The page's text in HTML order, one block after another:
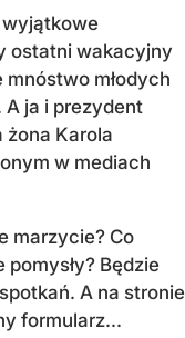
wyjątkowe
ostatni wakacyjny
mnóstwo młodych
A ja i prezydent
żona Karola
w mediach
marzycie? Co
pomysły? Będzie
A na stronie
formularz...